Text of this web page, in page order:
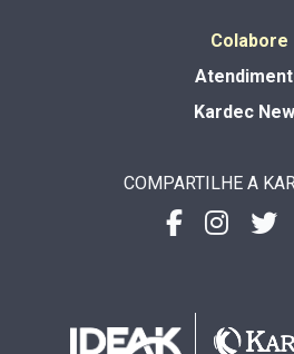
Colabore
Kardec
COMPARTILHE A